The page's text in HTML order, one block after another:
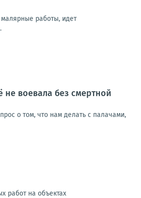
работы, идет
не воевала без смертной
о том, что нам делать с палачами,
работ на объектах